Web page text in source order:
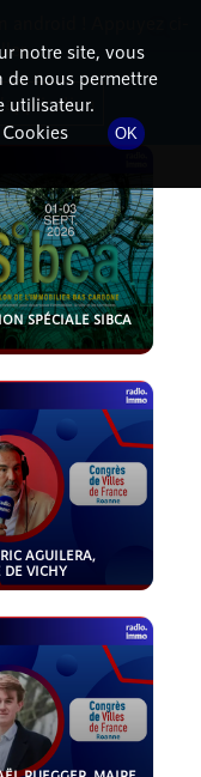
SPÉCIALE SIBCA
AGUILERA,
DE VICHY
notre site, vous
de nous permettre
utilisateur.
OK